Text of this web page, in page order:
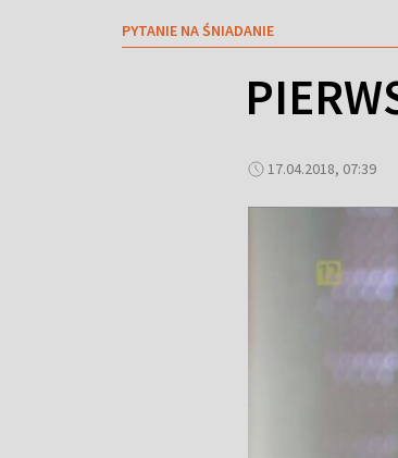
PYTANIE NA ŚNIADANIE
17.04.2018, 07:39